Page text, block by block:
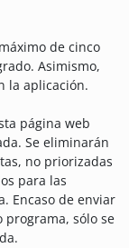
de cinco
Asimismo,
la aplicación.
página web
Se eliminarán
no priorizadas
para las
Encaso de enviar
sólo se